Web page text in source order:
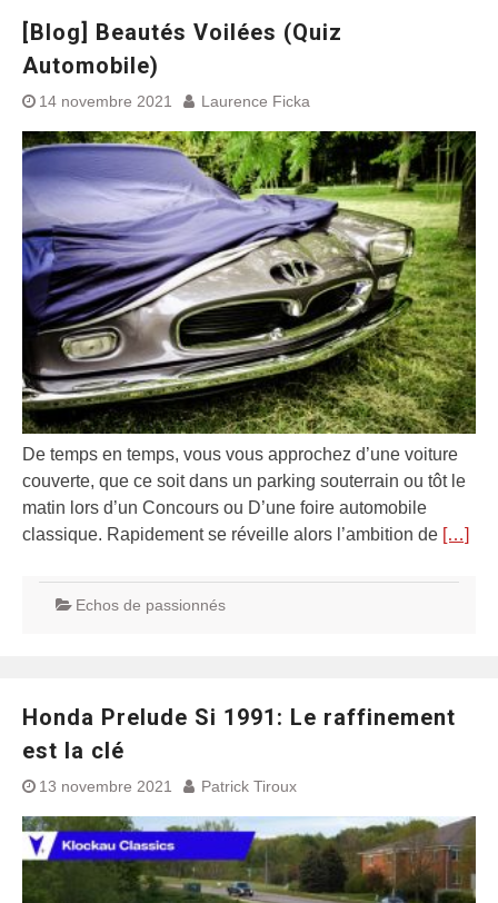
[Blog] Beautés Voilées (Quiz
Automobile)
14 novembre 2021 Laurence Ficka
De temps en temps, vous vous approchez d’une voiture
couverte, que ce soit dans un parking souterrain ou tôt le
matin lors d’un Concours ou D’une foire automobile
classique. Rapidement se réveille alors l’ambition de […]
Echos de passionnés
Honda Prelude Si 1991: Le raffinement
est la clé
13 novembre 2021 Patrick Tiroux